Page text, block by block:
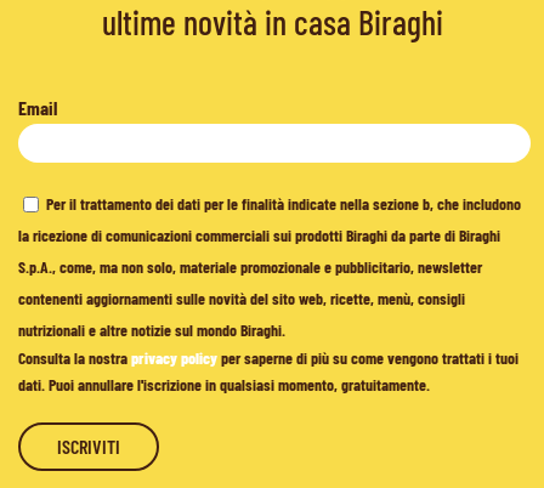
ultime novità in casa Biraghi
Email
Per il trattamento dei dati per le finalità indicate nella sezione b, che includono
la ricezione di comunicazioni commerciali sui prodotti Biraghi da parte di Biraghi
S.p.A., come, ma non solo, materiale promozionale e pubblicitario, newsletter
contenenti aggiornamenti sulle novità del sito web, ricette, menù, consigli
nutrizionali e altre notizie sul mondo Biraghi.
Consulta la nostraprivacy policyper saperne di più su come vengono trattati i tuoi
dati. Puoi annullare l'iscrizione in qualsiasi momento, gratuitamente.